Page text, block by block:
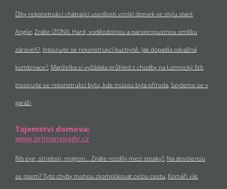
Díky rekonstrukci chátrající usedlosti vznikl domek ve stylu staré
Anglie Znáte IZONIL Hard, voděodolnou a paropropustnou omítku
zároveň? Inpsirujte se rekonstrukcí kuchyně. Jak dopadla odvážná
kombinace? Manželka si vyžádala průhled z chodby na Lomnický štít
Inspirujte se rekonstrukcí bytu, kde múzou byla příroda Sejdeme se v
garáži
Tajemství domova:
www.primanapady.cz
Rib eye, striploin, mignon… Znáte rozdíly mezi steaky? Na dovolenou
se psem? Tyto chyby mohou zkomplikovat celou cestu Komáři vás